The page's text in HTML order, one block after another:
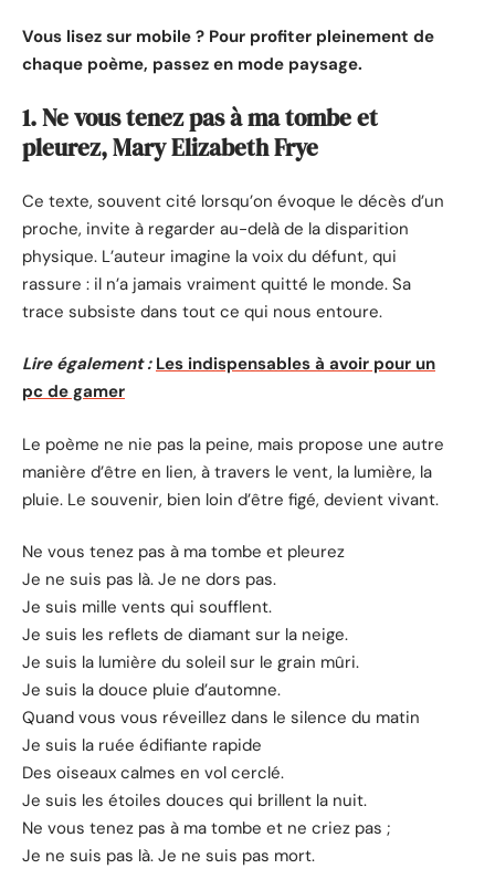
Vous lisez sur mobile ? Pour profiter pleinement de
chaque poème, passez en mode paysage.
1. Ne vous tenez pas à ma tombe et
pleurez, Mary Elizabeth Frye
Ce texte, souvent cité lorsqu’on évoque le décès d’un
proche, invite à regarder au-delà de la disparition
physique. L’auteur imagine la voix du défunt, qui
rassure : il n’a jamais vraiment quitté le monde. Sa
trace subsiste dans tout ce qui nous entoure.
Lire également : Les indispensables à avoir pour un
pc de gamer
Le poème ne nie pas la peine, mais propose une autre
manière d’être en lien, à travers le vent, la lumière, la
pluie. Le souvenir, bien loin d’être figé, devient vivant.
Ne vous tenez pas à ma tombe et pleurez
Je ne suis pas là. Je ne dors pas.
Je suis mille vents qui soufflent.
Je suis les reflets de diamant sur la neige.
Je suis la lumière du soleil sur le grain mûri.
Je suis la douce pluie d’automne.
Quand vous vous réveillez dans le silence du matin
Je suis la ruée édifiante rapide
Des oiseaux calmes en vol cerclé.
Je suis les étoiles douces qui brillent la nuit.
Ne vous tenez pas à ma tombe et ne criez pas ;
Je ne suis pas là. Je ne suis pas mort.